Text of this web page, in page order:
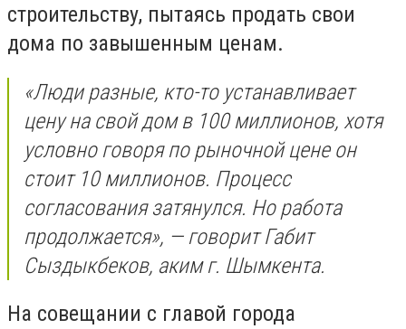
строительству, пытаясь продать свои
дома по завышенным ценам.
«Люди разные, кто-то устанавливает
цену на свой дом в 100 миллионов, хотя
условно говоря по рыночной цене он
стоит 10 миллионов. Процесс
согласования затянулся. Но работа
продолжается», — говорит Габит
Сыздыкбеков, аким г. Шымкента.
На совещании с главой города